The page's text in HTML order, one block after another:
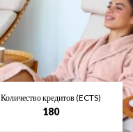
Количество кредитов (ECTS)
180